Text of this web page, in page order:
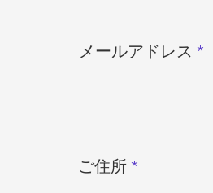
メールアドレス
ご住所